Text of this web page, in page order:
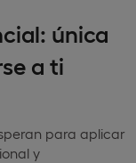
única
a ti
para aplicar
y